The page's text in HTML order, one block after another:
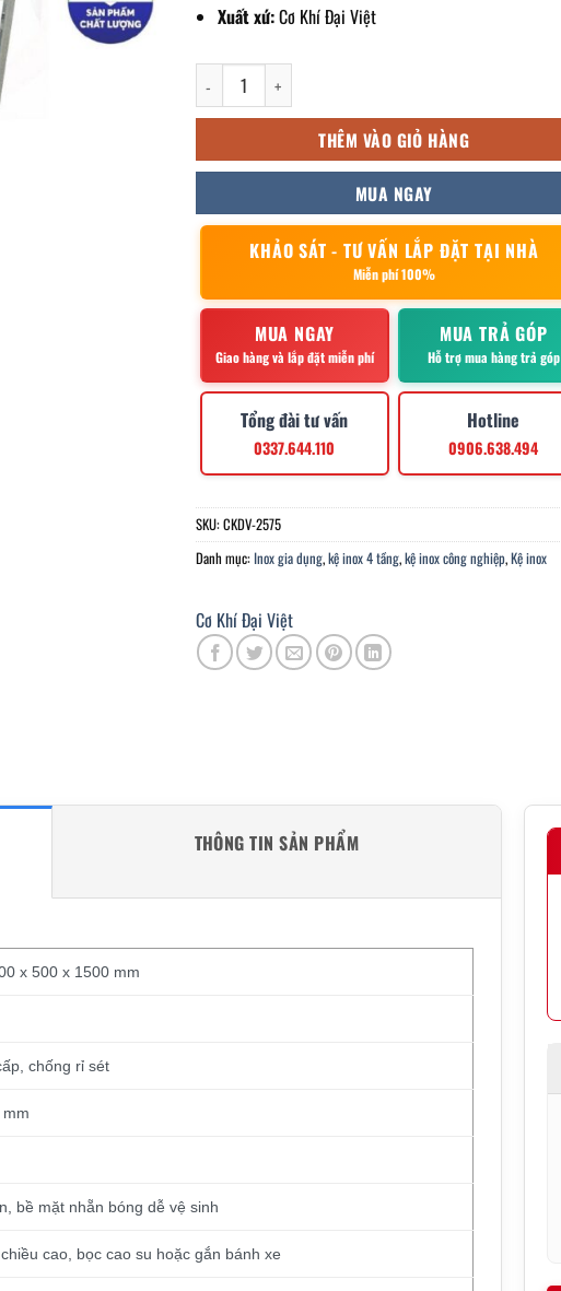
Xuất xứ:Cơ Khí Đại Việt
kệ inox 4 tầng 1800x500x1500mm số lượng
THÊM VÀO GIỎ HÀNG
MUA NGAY
KHẢO SÁT - TƯ VẤN LẮP ĐẶT TẠI NHÀ
Miễn phí 100%
MUA NGAY
Giao hàng và lắp đặt miễn phí
MUA TRẢ GÓP
Hỗ trợ mua hàng trả góp
Tổng đài tư vấn
0337.644.110
Hotline
0906.638.494
SKU:CKDV-2575
Danh mục: Inox gia dụng,kệ inox 4 tầng,kệ inox công nghiệp,Kệ inox
Cơ Khí Đại Việt
THÔNG TIN SẢN PHẨM
x 500 x 1500 mm
chống rỉ sét
bề mặt nhẵn bóng dễ vệ sinh
cao, bọc cao su hoặc gắn bánh xe